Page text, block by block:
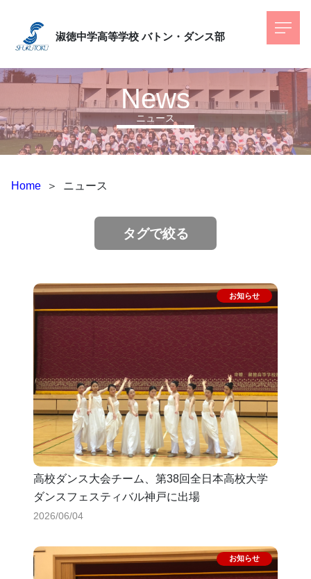
淑徳中学高等学校 バトン・ダンス部
ニュース
News
Home ＞ ニュース
タグで絞る
高校ダンス大会チーム、第38回全日本高校大学
ダンスフェスティバル神戸に出場
2026/06/04